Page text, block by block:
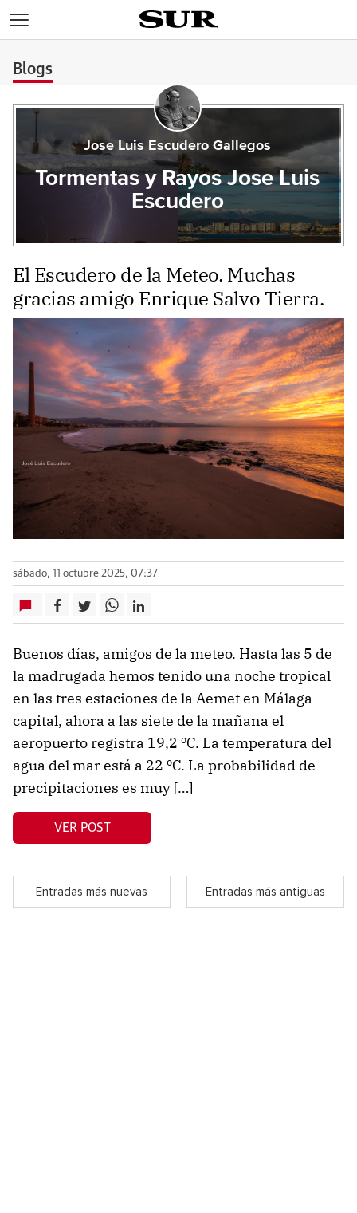
Blogs
Jose Luis Escudero Gallegos
Tormentas y Rayos Jose Luis
Escudero
El Escudero de la Meteo. Muchas
gracias amigo Enrique Salvo Tierra.
sábado, 11 octubre 2025, 07:37
Buenos días, amigos de la meteo. Hasta las 5 de
la madrugada hemos tenido una noche tropical
en las tres estaciones de la Aemet en Málaga
capital, ahora a las siete de la mañana el
aeropuerto registra 19,2 ºC. La temperatura del
agua del mar está a 22 ºC. La probabilidad de
precipitaciones es muy […]
VER POST
Entradas más nuevas Entradas más antiguas